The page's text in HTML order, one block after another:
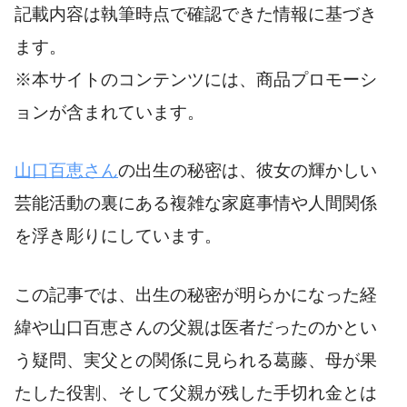
記載内容は執筆時点で確認できた情報に基づき
ます。
※本サイトのコンテンツには、商品プロモーシ
ョンが含まれています。
山口百恵さんの出生の秘密は、彼女の輝かしい
芸能活動の裏にある複雑な家庭事情や人間関係
を浮き彫りにしています。
この記事では、出生の秘密が明らかになった経
緯や山口百恵さんの父親は医者だったのかとい
う疑問、実父との関係に見られる葛藤、母が果
たした役割、そして父親が残した手切れ金とは